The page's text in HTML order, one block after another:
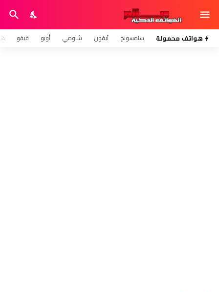
هواتف محمولة سامسونج آيفون شاومي أوبو فيفو